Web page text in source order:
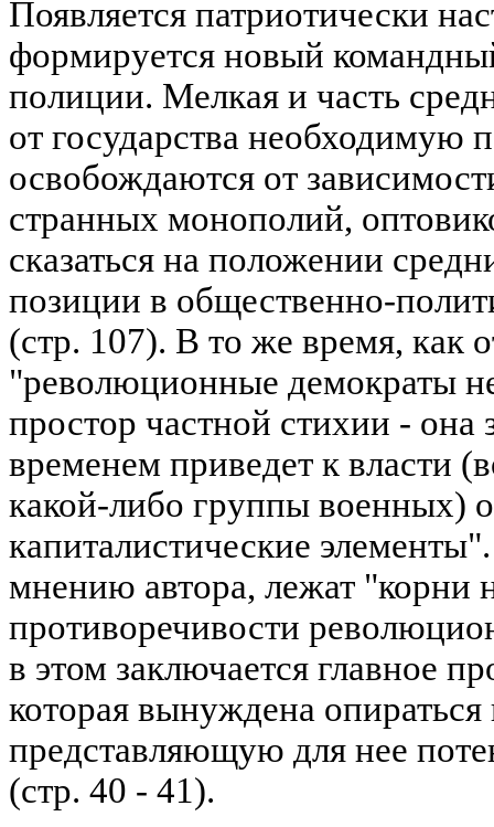
Появляется патриотически
формируется новый
полиции. Мелкая и часть
от государства необходимую
освобождаются от
странных монополий,
сказаться на положении
позиции в общественно-
(стр. 107). В то же время, как
"революционные демократы
простор частной стихии - она
временем приведет к власти
какой-либо группы военных)
капиталистические
мнению автора, лежат "корни
противоречивости
в этом заключается главное
которая вынуждена
представляющую для нее
(стр. 40 - 41).